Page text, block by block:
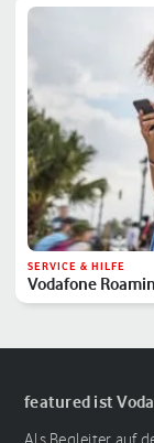
SERVICE & HILFE
Vodafone
featured ist